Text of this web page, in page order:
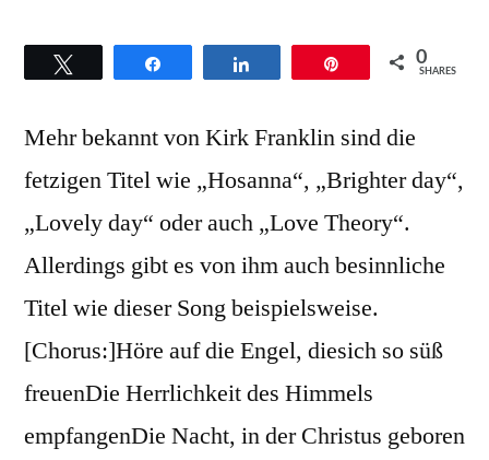
0
SHARES
Mehr bekannt von Kirk Franklin sind die
fetzigen Titel wie „Hosanna“, „Brighter day“,
„Lovely day“ oder auch „Love Theory“.
Allerdings gibt es von ihm auch besinnliche
Titel wie dieser Song beispielsweise.
[Chorus:]Höre auf die Engel, diesich so süß
freuenDie Herrlichkeit des Himmels
empfangenDie Nacht, in der Christus geboren